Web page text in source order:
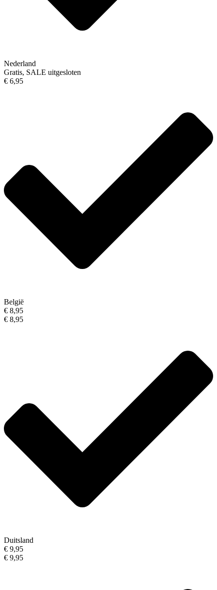
Nederland
Gratis, SALE uitgesloten
€ 6,95
België
€ 8,95
€ 8,95
Duitsland
€ 9,95
€ 9,95